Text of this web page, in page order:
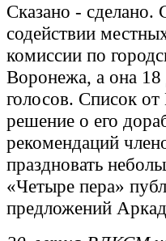
Сказано -
содействии
комиссии по
Воронежа, а она 18
голосов. Список от
решение о его
рекомендаций
праздновать
«Четыре пера»
предложений